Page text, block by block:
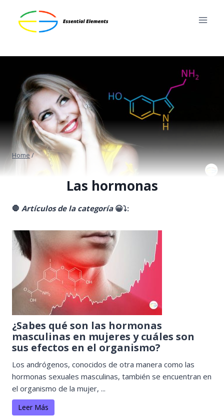
content
Home/
Las hormonas
🛑 Artículos de la categoría 😀⤵️:
¿Sabes qué son las hormonas
masculinas en mujeres y cuáles son
sus efectos en el organismo?
Los andrógenos, conocidos de otra manera como las
hormonas sexuales masculinas, también se encuentran en
el organismo de la mujer, ...
Leer Más